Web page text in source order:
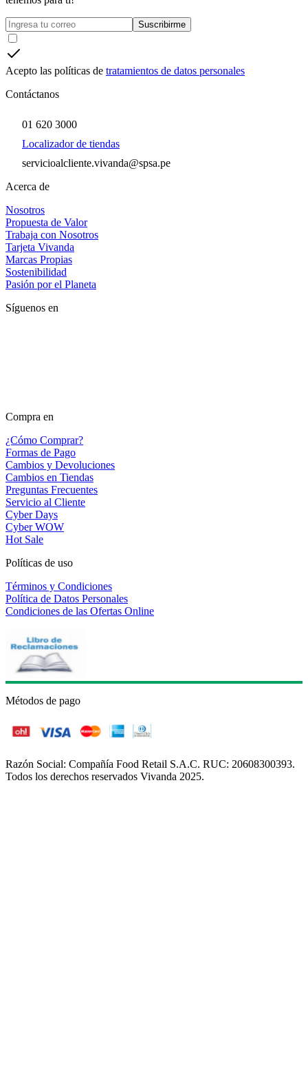
Suscribirme
Acepto las políticas de tratamientos de datos personales
Contáctanos
01 620 3000
Localizador de tiendas
servicioalcliente.vivanda@spsa.pe
Acerca de
Nosotros
Propuesta de Valor
Trabaja con Nosotros
Tarjeta Vivanda
Marcas Propias
Sostenibilidad
Pasión por el Planeta
Síguenos en
Compra en
¿Cómo Comprar?
Formas de Pago
Cambios y Devoluciones
Cambios en Tiendas
Preguntas Frecuentes
Servicio al Cliente
Cyber Days
Cyber WOW
Hot Sale
Políticas de uso
Términos y Condiciones
Política de Datos Personales
Condiciones de las Ofertas Online
Métodos de pago
Razón Social: Compañía Food Retail S.A.C. RUC: 20608300393.
Todos los derechos reservados Vivanda 2025.